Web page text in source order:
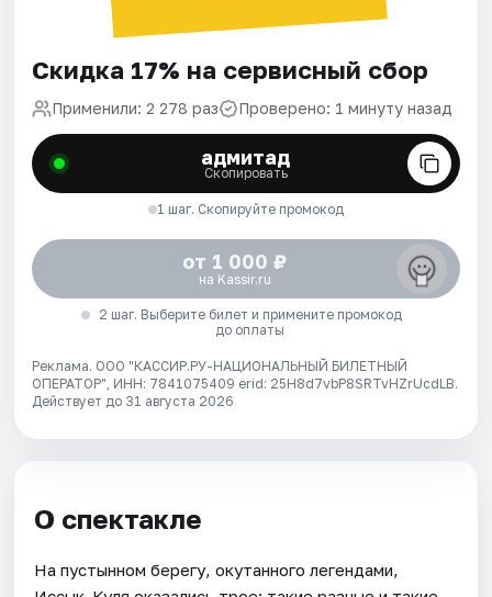
Скидка 17% на сервисный сбор
Применили: 2 278 раз Проверено: 1 минуту назад
адмитад
Скопировать
1 шаг. Скопируйте промокод
от 1 000 ₽
на Kassir.ru
2 шаг. Выберите билет и примените промокод
до оплаты
Реклама. ООО "КАССИР.РУ-НАЦИОНАЛЬНЫЙ БИЛЕТНЫЙ
ОПЕРАТОР", ИНН: 7841075409 erid: 25H8d7vbP8SRTvHZrUcdLB.
Действует до 31 августа 2026
О спектакле
На пустынном берегу, окутанного легендами,